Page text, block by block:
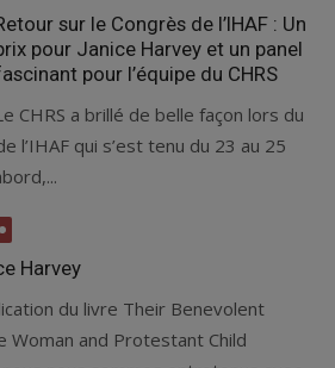
sur le Congrès de l’IHAF : Un
pour Janice Harvey et un panel
pour l’équipe du CHRS
CHRS a brillé de belle façon lors du
l’IHAF qui s’est tenu du 23 au 25
Harvey
du livre Their Benevolent
Woman and Protestant Child